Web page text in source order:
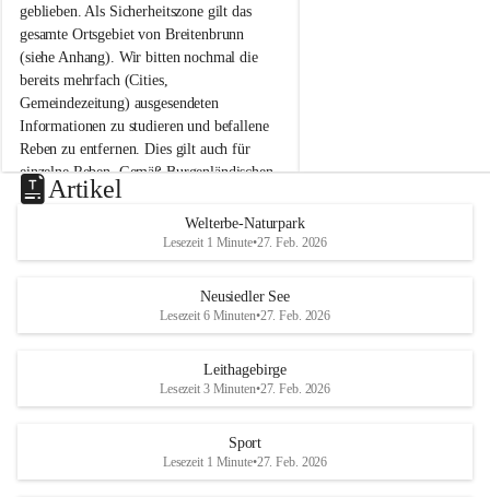
r
u
n
n
a
m
N
e
u
s
d
S
geblieben. Als Sicherheitszone gilt das
gesamte Ortsgebiet von Breitenbrunn
(siehe Anhang). Wir bitten nochmal die
bereits mehrfach (Cities,
Gemeindezeitung) ausgesendeten
Informationen zu studieren und befallene
Reben zu entfernen. Dies gilt auch für
einzelne Reben. Gemäß Burgenländischen
Weinbaugesetz sind nicht gepflegte oder
unzulässige Weingärten zu roden! Bitte
helfen wir zusammen um unsere Winzer
vor den prognostizierten Ernteausfällen
und den daraus folgenden wirtschaftlichen
Maßnahmen zur Bekämpfung
Rebe und der Amerikanischen
u
e
d
r
S
Artikel
Welterbe-Naturpark
Lesezeit 1 Minute•27. Feb. 2026
Neusiedler See
Lesezeit 6 Minuten•27. Feb. 2026
Leithagebirge
Lesezeit 3 Minuten•27. Feb. 2026
Sport
Lesezeit 1 Minute•27. Feb. 2026